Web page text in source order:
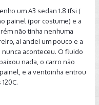
um A3 sedan 1.8 tfsi (
painel (por costume) e a
não tinha nenhuma
aí andei um pouco e a
aconteceu. O fluido
nada, o carro não
e a ventoinha entrou